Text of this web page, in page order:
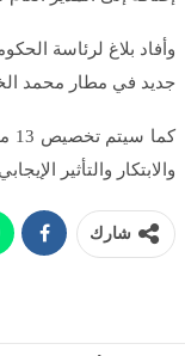
جديد في مطار محمد الخامس
والابتكار والتأثير
شارك